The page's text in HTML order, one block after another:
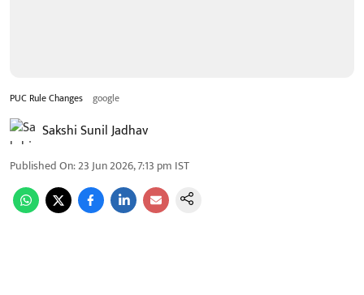
PUC Rule Changes google
Sakshi Sunil Jadhav
Published On:23 Jun 2026, 7:13 pm IST